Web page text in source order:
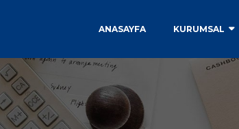
ANASAYFA KURUMSAL